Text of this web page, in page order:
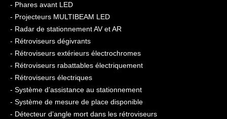
- Phares avant LED
- Projecteurs MULTIBEAM LED
- Radar de stationnement AV et AR
- Rétroviseurs dégivrants
- Rétroviseurs extérieurs électrochromes
- Rétroviseurs rabattables électriquement
- Rétroviseurs électriques
- Système d’assistance au stationnement
- Système de mesure de place disponible
- Détecteur d’angle mort dans les rétroviseurs